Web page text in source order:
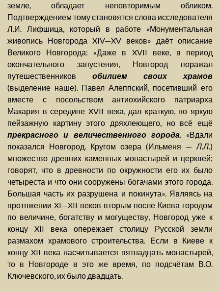
земле, обладает неповторимым обликом.
Подтверждением тому становятся слова исследователя
Л.И. Лифшица, который в работе «Монументальная
живопись Новгорода XIV—XV веков» даёт описание
Великого Новгорода: «Даже в XVII веке, в период
окончательного запустения, Новгород поражал
путешественников обилием своих храмов
(выделение наше). Павел Алеппский, посетивший его
вместе с посольством антиохийского патриарха
Макария в середине XVII века, дал краткую, но яркую
пейзажную картину этого дряхлеющего, но всё ещё
прекрасного и величественного города. «Вдали
показался Новгород. Кругом озера (Ильменя —Л.Л.)
множество древних каменных монастырей и церквей;
говорят, что в древности по окружности его их было
четыреста и что они сооружены богачами этого города.
Большая часть их разрушена и покинута». Являясь на
протяжении XI—XII веков вторым после Киева городом
по величине, богатству и могуществу, Новгород уже к
концу XII века опережает столицу Русской земли
размахом храмового строительства. Если в Киеве к
концу XII века насчитывается пятнадцать монастырей,
то в Новгороде в это же время, по подсчётам В.О.
Ключевского, их было двадцать.